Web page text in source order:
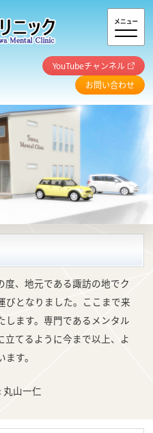
お問い合わせ
YouTubeチャンネル
度、地元である諏訪の地でク
びとなりました。ここまで来
します。専門であるメンタル
立てるように今まで以上、よ
す。
山一仁